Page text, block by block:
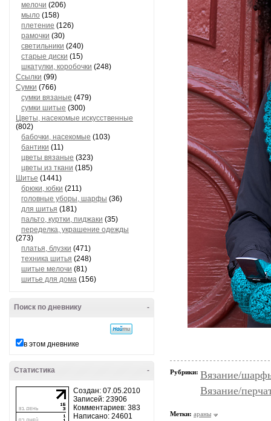
мелочи (206)
мыло (158)
плетение (126)
рамочки (30)
светильники (240)
старые диски (15)
шкатулки, коробочки (248)
Ссылки (99)
Сумки (766)
сумки вязаные (479)
сумки шитые (300)
Цветы, насекомые искусственные
(802)
бабочки, насекомые (103)
бантики (11)
цветы вязаные (323)
цветы из ткани (185)
Шитье (1441)
брюки, юбки (211)
головные уборы, шарфы (36)
для шитья (181)
пальто, куртки, пиджаки (35)
переделка, украшение одежды
(273)
платья, блузки (471)
техника шитья (248)
шитые мелочи (81)
шитье для дома (156)
-
Поиск по дневнику
в этом дневнике
-
Статистика
Создан: 07.05.2010
Записей: 23906
Комментариев: 383
Написано: 24601
Рубрики: Вязание/
Вязание/
Метки: араны